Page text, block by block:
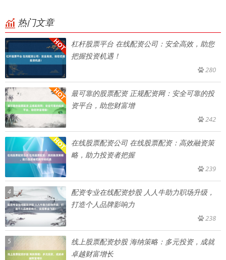
热门文章
杠杆股票平台 在线配资公司：安全高效，助您
把握投资机遇！
280
最可靠的股票配资 正规配资网：安全可靠的投
资平台，助您财富增
242
在线股票配资公司 在线股票配资：高效融资策
略，助力投资者把握
239
4
配资专业在线配资炒股 人人牛助力职场升级，
打造个人品牌影响力
238
5
线上股票配资炒股 海纳策略：多元投资，成就
卓越财富增长